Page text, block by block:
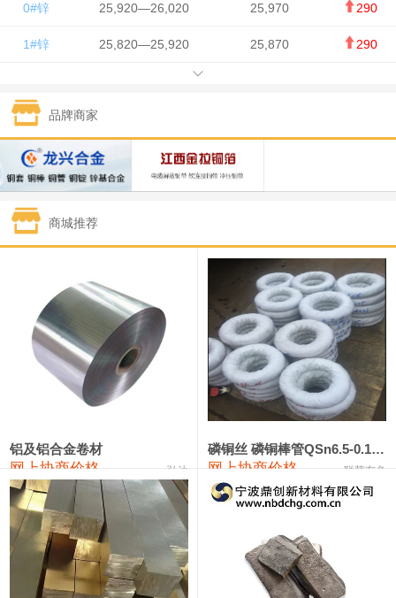
0#锌 25,920—26,020 25,970 290
1#锌 25,820—25,920 25,870 290
1#锡 434,000—436,000
1#镍 129,550—130,750
1#白银 15,100—15,110 15,105 -70
钯金
331,000 -10,000
89,000—95,000 92,000 1,000
2#锑 85,000—91,000 88,000 1,000
1#镁 17,000—18,000 17,500 0
18,900—19,100 19,000 100
1#电解锰(99.7%袋装) 18,000—18,200 18,100 100
1#铬 60,000—82,000
553#硅 9,300—9,500
441#硅 9,600—9,800 9,700
3303#硅 10,300—10,500 10,400
品牌商家
商城推荐
铝及铝合金卷材
网上协商价格 弘达
磷铜丝 磷铜棒管QSn6.5-0.1 7-0.2 8-0.3
网上协商价格 联荣有色